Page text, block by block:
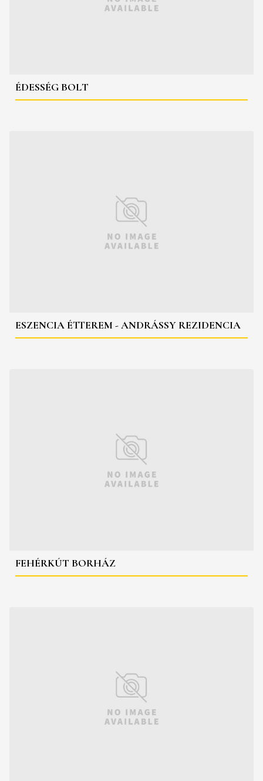
ÉDESSÉG BOLT
ESZENCIA ÉTTEREM - ANDRÁSSY REZIDENCIA
FEHÉRKÚT BORHÁZ